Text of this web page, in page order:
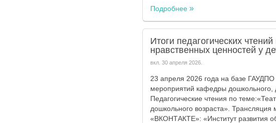
Подробнее
Итоги педагогических
нравственных ценностей у
вкл. 30 апреля 2026.
23 апреля 2026 года на базе ГАУДПО
мероприятий кафедры дошкольного,
Педагогические чтения по
дошкольного возраста».
«ВКОНТАКТЕ»: «Институт развития